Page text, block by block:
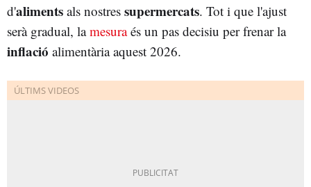
d'aliments als nostres supermercats. Tot i que l'ajust
serà gradual, lamesuraés un pas decisiu per frenar la
inflació alimentària aquest 2026.